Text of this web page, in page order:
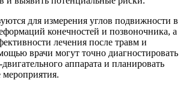
для измерения углов подвижности в
конечностей и позвоночника, а
лечения после травм и
врачи могут точно диагностировать
аппарата и планировать